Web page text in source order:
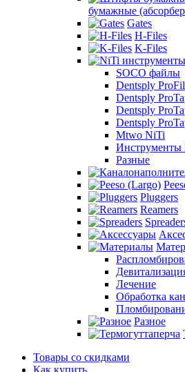
бумажные
Gates
H-Files
K-Files
SOCO файлы
Dentsply
Dentsply
Dentsply
Dentsply
Mtwo NiTi
Инструменты
Разные
Pluggers
Reamers
Лечение
Обработка
Разное
Товары со скидками
Как купить